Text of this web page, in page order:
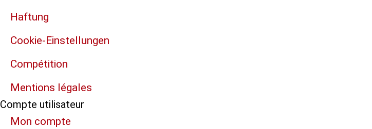
Haftung
Cookie-Einstellungen
Compétition
Mentions légales
Compte utilisateur
Mon compte